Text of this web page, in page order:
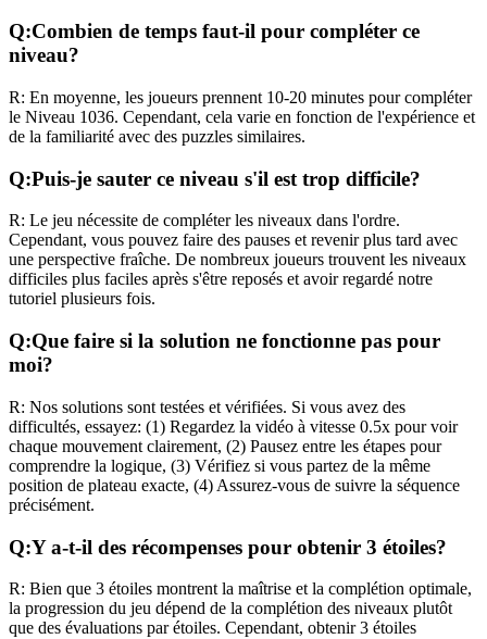
Q:Combien de temps faut-il pour compléter ce
niveau?
R: En moyenne, les joueurs prennent 10-20 minutes pour compléter
le Niveau 1036. Cependant, cela varie en fonction de l'expérience et
de la familiarité avec des puzzles similaires.
Q:Puis-je sauter ce niveau s'il est trop difficile?
R: Le jeu nécessite de compléter les niveaux dans l'ordre.
Cependant, vous pouvez faire des pauses et revenir plus tard avec
une perspective fraîche. De nombreux joueurs trouvent les niveaux
difficiles plus faciles après s'être reposés et avoir regardé notre
tutoriel plusieurs fois.
Q:Que faire si la solution ne fonctionne pas pour
moi?
R: Nos solutions sont testées et vérifiées. Si vous avez des
difficultés, essayez: (1) Regardez la vidéo à vitesse 0.5x pour voir
chaque mouvement clairement, (2) Pausez entre les étapes pour
comprendre la logique, (3) Vérifiez si vous partez de la même
position de plateau exacte, (4) Assurez-vous de suivre la séquence
précisément.
Q:Y a-t-il des récompenses pour obtenir 3 étoiles?
R: Bien que 3 étoiles montrent la maîtrise et la complétion optimale,
la progression du jeu dépend de la complétion des niveaux plutôt
que des évaluations par étoiles. Cependant, obtenir 3 étoiles